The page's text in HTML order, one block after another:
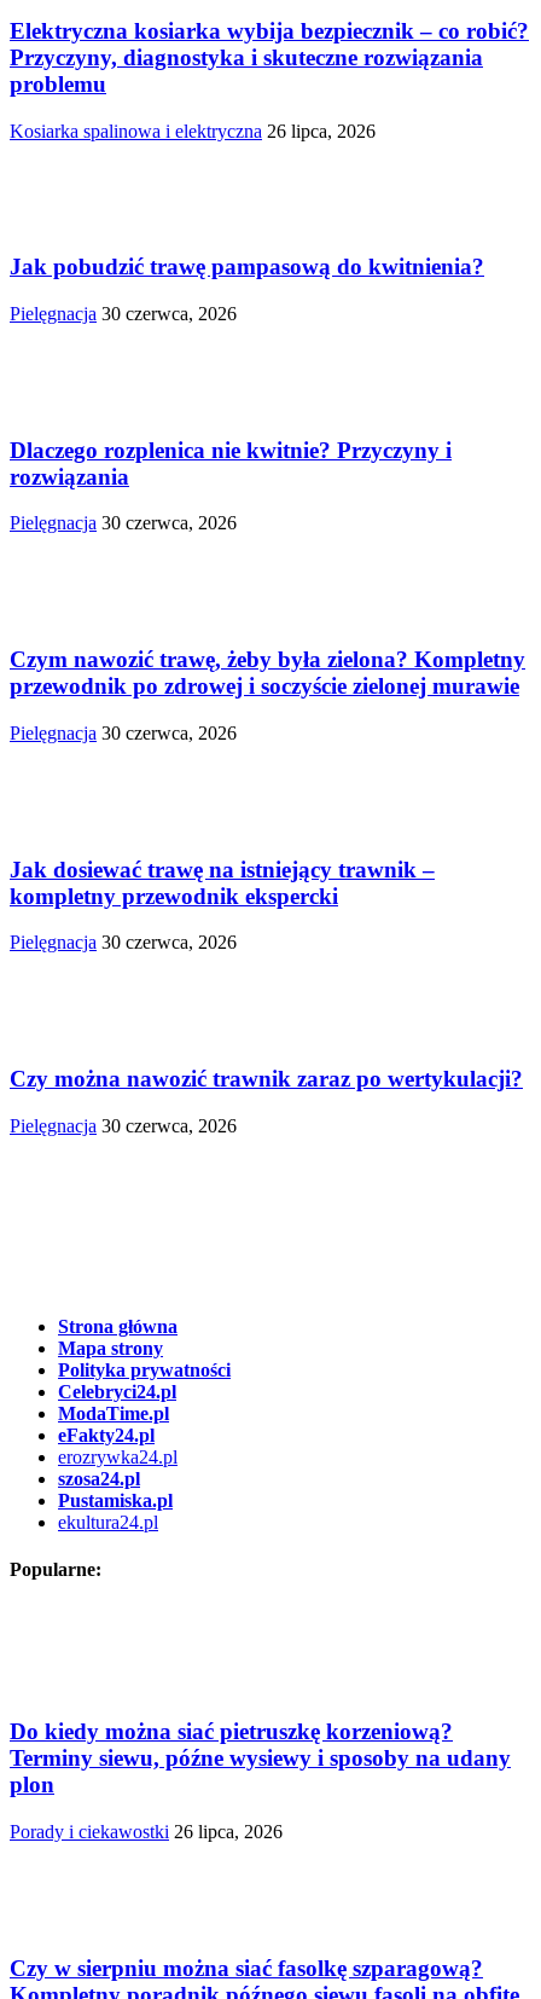
Elektryczna kosiarka wybija bezpiecznik – co robić?
Przyczyny, diagnostyka i skuteczne rozwiązania
problemu
Kosiarka spalinowa i elektryczna 26 lipca, 2026
Jak pobudzić trawę pampasową do kwitnienia?
Pielęgnacja 30 czerwca, 2026
Dlaczego rozplenica nie kwitnie? Przyczyny i
rozwiązania
Pielęgnacja 30 czerwca, 2026
Czym nawozić trawę, żeby była zielona? Kompletny
przewodnik po zdrowej i soczyście zielonej murawie
Pielęgnacja 30 czerwca, 2026
Jak dosiewać trawę na istniejący trawnik –
kompletny przewodnik ekspercki
Pielęgnacja 30 czerwca, 2026
Czy można nawozić trawnik zaraz po wertykulacji?
Pielęgnacja 30 czerwca, 2026
Strona główna
Mapa strony
Polityka prywatności
Celebryci24.pl
ModaTime.pl
eFakty24.pl
erozrywka24.pl
szosa24.pl
Pustamiska.pl
ekultura24.pl
Popularne:
Do kiedy można siać pietruszkę korzeniową?
Terminy siewu, późne wysiewy i sposoby na udany
plon
Porady i ciekawostki 26 lipca, 2026
Czy w sierpniu można siać fasolkę szparagową?